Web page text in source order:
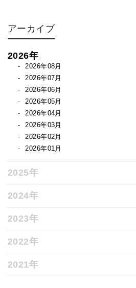
アーカイブ
2026年
2026年08月
2026年07月
2026年06月
2026年05月
2026年04月
2026年03月
2026年02月
2026年01月
2025年
2024年
2023年
2022年
2021年